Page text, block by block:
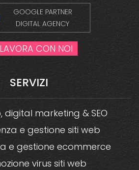
SERVIZI
digital marketing & SEO
e gestione siti web
e gestione ecommerce
virus siti web
GOOGLE PARTNER
DIGITAL AGENCY
LAVORA CON NOI